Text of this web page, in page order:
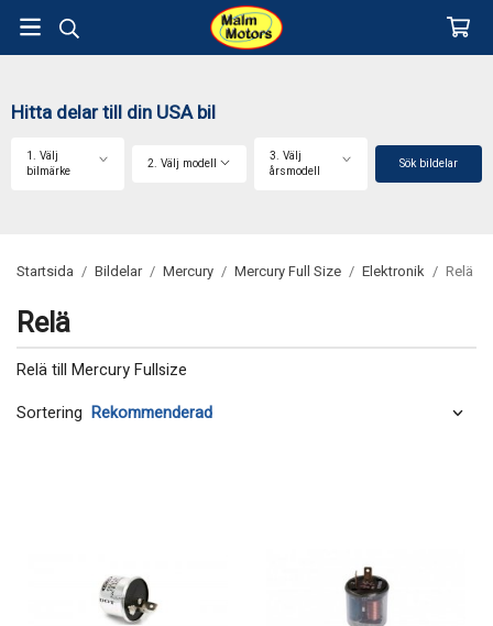
Hitta delar till din USA bil
1. Välj
bilmärke
2. Välj modell
3. Välj
årsmodell
Sök bildelar
Startsida / Bildelar / Mercury / Mercury Full Size / Elektronik / Relä
Relä
Relä till Mercury Fullsize
Sortering